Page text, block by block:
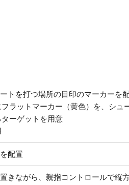
トを打つ場所の目印のマーカーを
ラットマーカー（黄色）を、シュ
ターゲットを用意
配置
きながら、親指コントロールで縦